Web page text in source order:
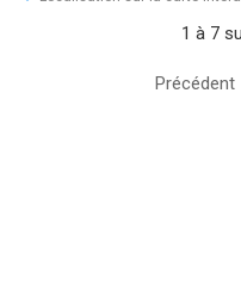
1 à 7
Précédent